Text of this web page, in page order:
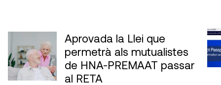
Aprovada la Llei que
permetrà als mutualistes
de HNA-PREMAAT passar
al RETA